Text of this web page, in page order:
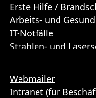
Erste Hilfe /
Arbeits- und
IT-Notfälle
Strahlen- und
Webmailer
Intranet (für